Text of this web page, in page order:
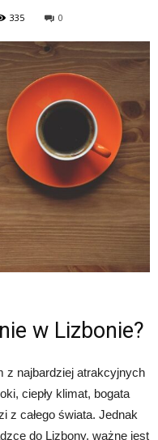
335 0
w Lizbonie?
z najbardziej atrakcyjnych
ciepły klimat, bogata
z całego świata. Jednak
do Lizbony, ważne jest